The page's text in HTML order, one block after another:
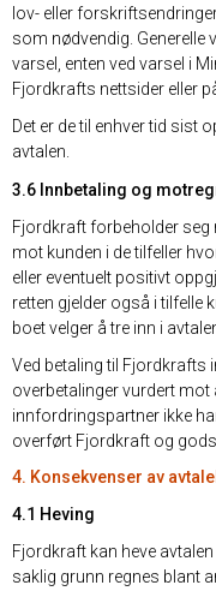
lov- eller
som nødvendig. Generelle
varsel, enten ved varsel i
Fjordkrafts nettsider eller
Det er de til enhver tid sist
avtalen.
3.6 Innbetaling og
Fjordkraft forbeholder seg
mot kunden i de tilfeller
eller eventuelt positivt
retten gjelder også i tilfelle
boet velger å tre inn i
Ved betaling til Fjordkrafts
overbetalinger vurdert mot
innfordringspartner ikke
overført Fjordkraft og
4. Konsekvenser av
4.1 Heving
Fjordkraft kan heve
saklig grunn regnes blant